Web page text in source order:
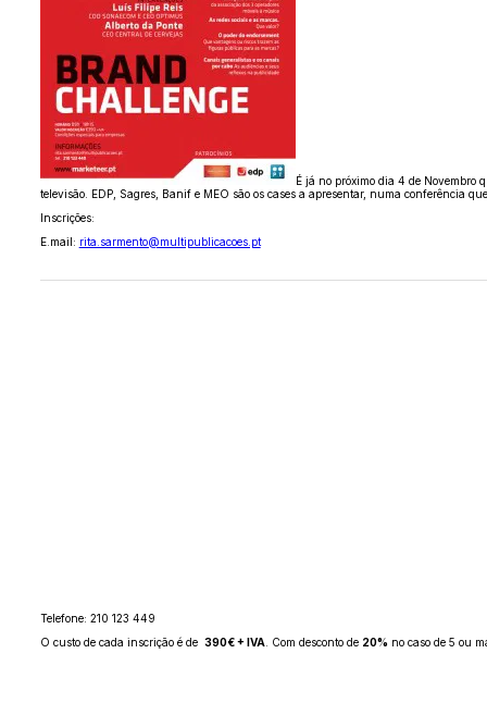
É já no próximo dia 4 de Novembro
televisão. EDP, Sagres, Banif e MEO são os cases a apresentar, numa conferência
Inscrições:
E.mail: rita.sarmento@multipublicacoes.pt
Telefone: 210 123 449
O custo de cada inscrição é de 390€ + IVA . Com desconto de 20% no caso de 5 ou